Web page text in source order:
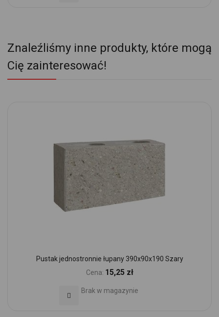
Znaleźliśmy inne produkty, które mogą
Cię zainteresować!
Pustak jednostronnie łupany 390x90x190 Szary
Cena: 15,25 zł
Brak w magazynie
Dodaj do Ulubionych